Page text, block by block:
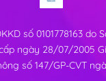
số 0101778163 do
ngày 28/07/2005
số 147/GP-CVT